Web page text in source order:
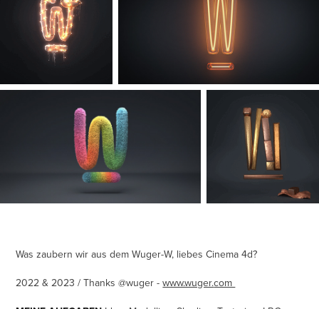
Was zaubern wir aus dem Wuger-W, liebes Cinema 4d?
2022 & 2023 / Thanks @wuger -www.wuger.com